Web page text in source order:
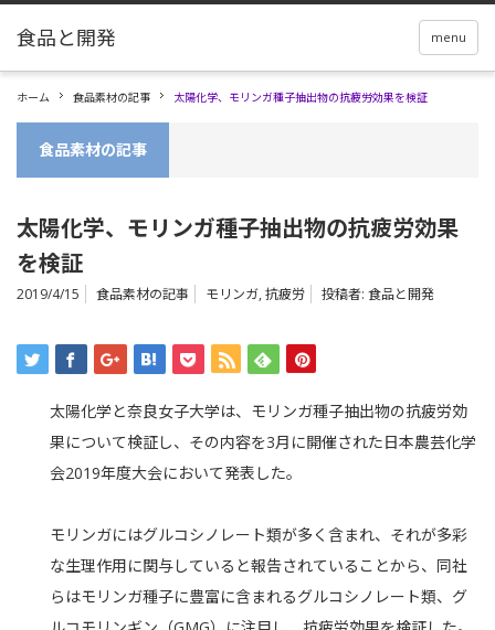
menu
ホーム 食品素材の記事 太陽化学、モリンガ種子抽出物の抗疲労効果を検証
食品素材の記事
太陽化学、モリンガ種子抽出物の抗疲労効果
を検証
2019/4/15 食品素材の記事 モリンガ, 抗疲労 投稿者: 食品と開発
太陽化学と奈良女子大学は、モリンガ種子抽出物の抗疲労効
果について検証し、その内容を3月に開催された日本農芸化学
会2019年度大会において発表した。
モリンガにはグルコシノレート類が多く含まれ、それが多彩
な生理作用に関与していると報告されていることから、同社
らはモリンガ種子に豊富に含まれるグルコシノレート類、グ